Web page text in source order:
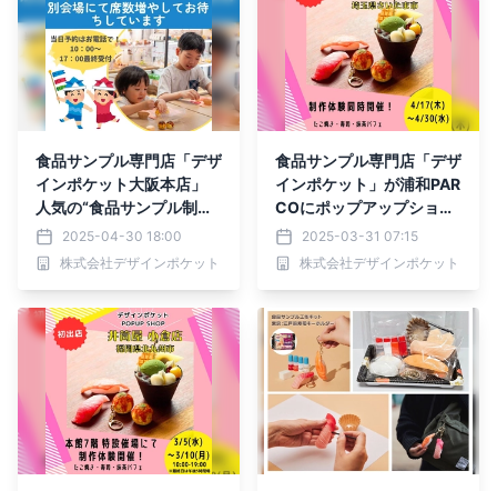
食品サンプル専門店「デザ
インポケット大阪本店」
人気の“食品サンプル制作
体験”を大幅増席で実施
2025-04-30 18:00
株式会社デザインポケット
食品サンプル専門店「デザ
インポケット」が浦和PAR
COにポップアップショッ
プで登場！ リアルすぎる
食品サンプル雑貨＆制作体
験を楽しめる特別催事を開
2025-03-31 07:15
株式会社デザインポケット